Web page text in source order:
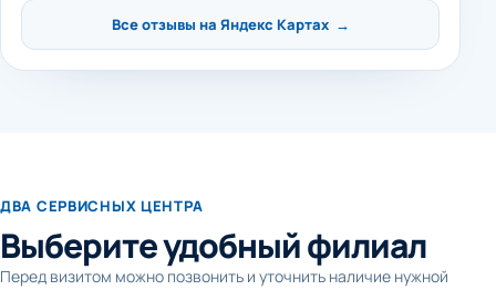
Все отзывы на Яндекс Картах →
ДВА СЕРВИСНЫХ ЦЕНТРА
Выберите удобный филиал
Перед визитом можно позвонить и уточнить наличие нужной